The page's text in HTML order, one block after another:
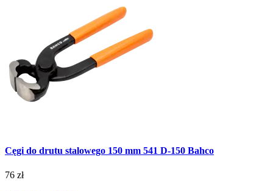
Cęgi do drutu stalowego 150 mm 541 D-150 Bahco
76 zł